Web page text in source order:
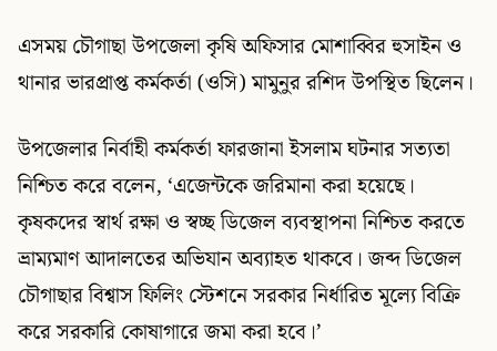
এসময় চৌগাছা উপজেলা কৃষি অফিসার মোশাব্বির হুসাইন ও
থানার ভারপ্রাপ্ত কর্মকর্তা (ওসি) মামুনুর রশিদ উপস্থিত ছিলেন।
উপজেলার নির্বাহী কর্মকর্তা ফারজানা ইসলাম ঘটনার সত্যতা
নিশ্চিত করে বলেন, ‘এজেন্টকে জরিমানা করা হয়েছে।
কৃষকদের স্বার্থ রক্ষা ও স্বচ্ছ ডিজেল ব্যবস্থাপনা নিশ্চিত করতে
ভ্রাম্যমাণ আদালতের অভিযান অব্যাহত থাকবে। জব্দ ডিজেল
চৌগাছার বিশ্বাস ফিলিং স্টেশনে সরকার নির্ধারিত মূল্যে বিক্রি
করে সরকারি কোষাগারে জমা করা হবে।’